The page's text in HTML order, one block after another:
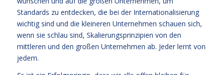
Standards zu entdecken, die bei der Internationalisierung
wichtig sind und die kleineren Unternehmen schauen sich,
wenn sie schlau sind, Skalierungsprinzipien von den
mittleren und den großen Unternehmen ab. Jeder lernt von
jedem.